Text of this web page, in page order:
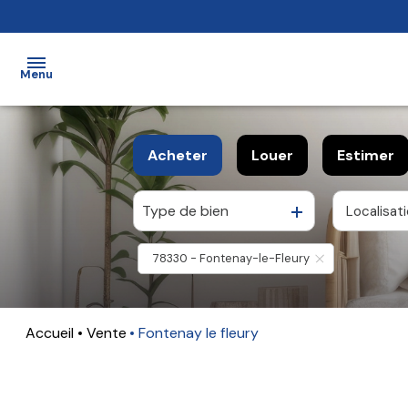
Menu
accueil
locations
estimation
notre
agence
Acheter
De l'ancien
De l'immo pro
Louer
à l'année
De l'immo pro
Estimer
Type de bien
78330 - Fontenay-le-Fleury
Accueil Vente Fontenay le fleury